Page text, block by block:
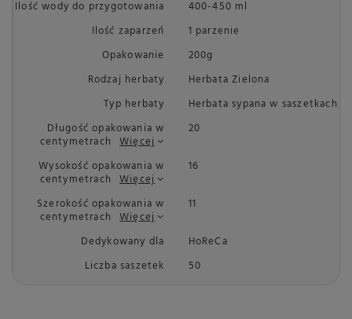
Ilość wody do przygotowania
400-450 ml
Ilość zaparzeń
1 parzenie
Opakowanie
200g
Rodzaj herbaty
Herbata Zielona
Typ herbaty
Herbata sypana w saszetkach
Długość opakowania w
centymetrach Więcej
20
Wysokość opakowania w
centymetrach Więcej
16
Szerokość opakowania w
centymetrach Więcej
11
Dedykowany dla
HoReCa
Liczba saszetek
50